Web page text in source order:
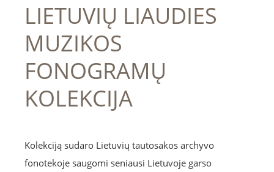
LIETUVIŲ LIAUDIES
MUZIKOS
FONOGRAMŲ
KOLEKCIJA
Kolekciją sudaro Lietuvių tautosakos archyvo
fonotekoje saugomi seniausi Lietuvoje garso